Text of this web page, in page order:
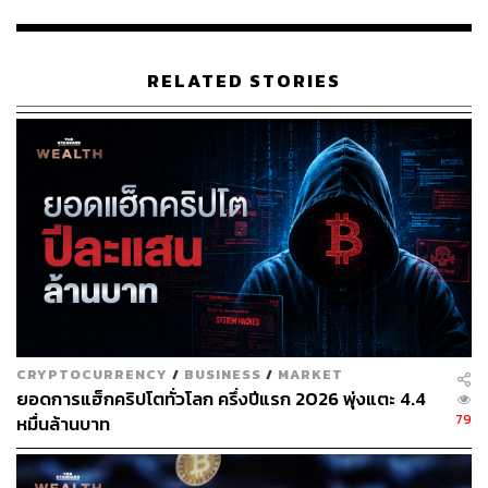
ปัจจุบันดิจิทัลเคอร์เรนซีกำลังเป็นอีกหนึ่งรูปแบบที่ลูกค้าใช้ใน
การแลกเปลี่ยนกับสินค้าและบริการต่างๆ เพิ่มมากขึ้น เอส
เอฟ มีกลุ่มลูกค้าที่หลากหลาย รวมทั้งมีกลุ่มลูกค้าที่ปรับตัว
รับกับเทคโนโลยีใหม่ๆ เราจึงได้มองหาพันธมิตรที่มีแนวคิด
ในการดูแลลูกค้าคล้ายๆ กัน เพื่อมาทำงานเรื่องดังกล่าวร่วม
กัน ซึ่ง JVC เป็นผู้เชี่ยวชาญด้านดิจิทัลทรานส์ฟอร์เมชัน และ
มีประสบการณ์การนำเหรียญ JFIN มาใช้งานในระบบนิเวศ
ธุรกิจและแพลตฟอร์มต่างๆ ในเครือเจมาร์ทกรุ๊ป ทำให้เห็น
ว่ามีการใช้งานจริงในชีวิตประจำวัน
สำหรับบริการ ‘SF x JFIN แลกตั๋วหนัง’ ใหม่ล่าสุด โดยความ
ร่วมมือของ เอส เอฟ และ JVC นับเป็นครั้งแรกใน
ประเทศไทยที่ลูกค้าสามารถนำเหรียญ JFIN มาแลกสินค้า
หรือบริการผ่าน Mobile Application ของพันธมิตรได้โดยตรง
แบบไม่ต้องมีตัวกลางเชื่อม เพื่อสร้างประสบการณ์การแลก
RELATED STORIES
CRYPTOCURRENCY / BUSINESS / MARKET
ยอดการแฮ็กคริปโตทั่วโลก ครึ่งปีแรก 2026 พุ่งแตะ 4.4
หมื่นล้านบาท
79